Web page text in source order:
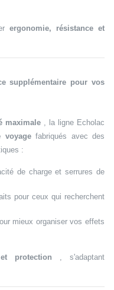
ergonomie, résistance et
supplémentaire pour vos
maximale , la ligne Echolac
voyagefabriqués avec des
:
de charge et serrures de
pour ceux qui recherchent
mieux organiser vos effets
protection , s'adaptant